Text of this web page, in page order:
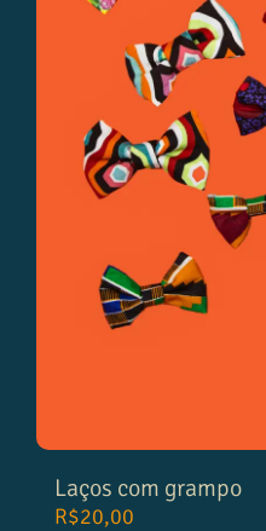
Laços com grampo
R$20,00